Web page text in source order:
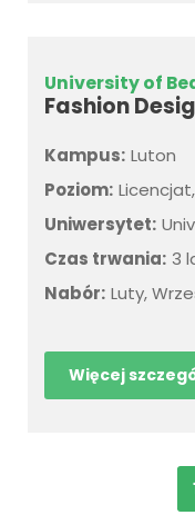
University of
Fashion
Kampus: Luton
Poziom:
Uniwersytet:
Czas trwania: 3
Nabór: Luty,
Więcej